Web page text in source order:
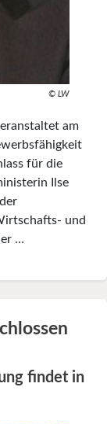
© LW
am
für die
Ilse
und
…
findet in